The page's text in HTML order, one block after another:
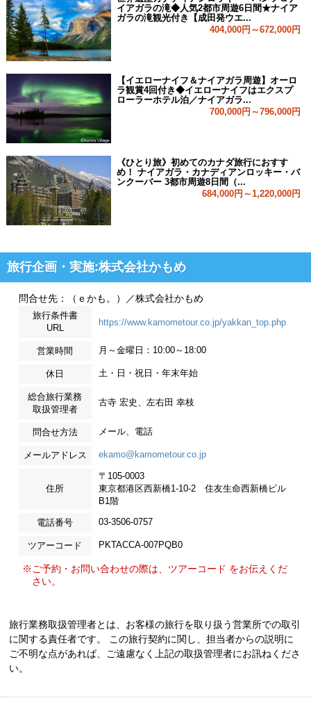
イアガラの滝◆人気2都市周遊6日間★ナイア
ガラの滝観光付き【成田発ウエ...
404,000円～672,000円
【イエローナイフ＆ナイアガラ周遊】オーロ
ラ観賞4回付き◆イエローナイフはエクスプ
ローラーホテル泊／ナイアガラ...
700,000円～796,000円
《ひとり旅》初めてのカナダ旅行におすす
め！ ナイアガラ・カナディアンロッキー・バ
ンクーバー 3都市周遊8日間（...
684,000円～1,220,000円
旅行企画・実施:株式会社かもめ
問合せ先：（ｅかも。）／株式会社かもめ
旅行条件書
URL
https://www.kamometour.co.jp/yakkan_top.php
営業時間 月～金曜日：10:00～18:00
休日 土・日・祝日・年末年始
総合旅行業務
取扱管理者
古寺 宏史、左右田 幸枝
問合せ方法 メール、電話
メールアドレス ekamo@kamometour.co.jp
住所
〒105-0003
東京都港区西新橋1-10-2 住友生命西新橋ビル
B1階
電話番号 03-3506-0757
ツアーコード PKTACCA-007PQB0
※ご予約・お問い合わせの際は、ツアーコード をお伝えくだ
さい。
旅行業務取扱管理者とは、お客様の旅行を取り扱う営業所での取引
に関する責任者です。 この旅行契約に関し、担当者からの説明に
ご不明な点があれば、ご遠慮なく上記の取扱管理者にお訊ねくださ
い。